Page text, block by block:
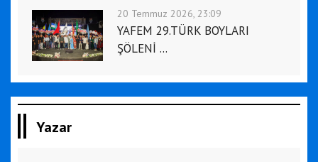
20 Temmuz 2026, 23:09
YAFEM 29.TÜRK BOYLARI
ŞÖLENİ ...
Yazar